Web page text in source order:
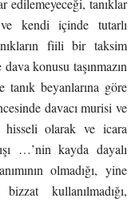
edilemeyeceği, tanıklar
kendi içinde tutarlı
fiili bir taksim
konusu taşınmazın
tanık beyanlarına göre
davacı murisi ve
olarak ve icara
…’nin kayda dayalı
olmadığı, yine
kullanılmadığı,